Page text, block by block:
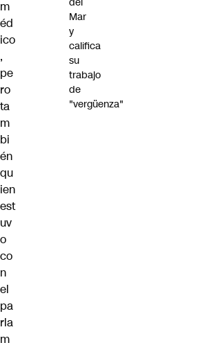
m
éd
ico
,
pe
ro
ta
m
bi
én
qu
ien
est
uv
o
co
n
el
pa
rla
m
Mar
y
califica
su
trabajo
de
"vergüenza"